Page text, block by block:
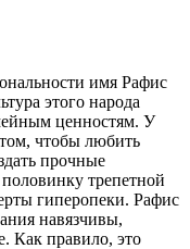
имя Рафис
этого народа
ценностям. У
чтобы любить
прочные
трепетной
гиперопеки. Рафис
навязчивы,
Как правило, это